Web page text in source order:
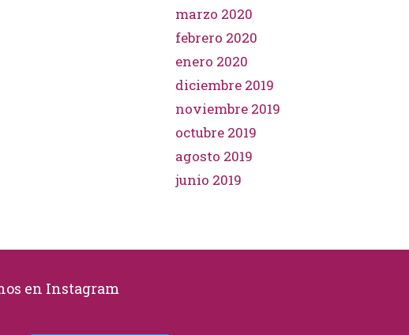
marzo 2020
febrero 2020
enero 2020
diciembre 2019
noviembre 2019
octubre 2019
agosto 2019
junio 2019
en Instagram